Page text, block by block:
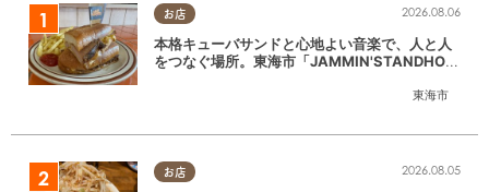
お店
東海市
2026.08.06
本格キューバサンドと心地よい音楽で、人と人
をつなぐ場所。東海市「JAMMIN'STANDHOU
お店 2026.08.05